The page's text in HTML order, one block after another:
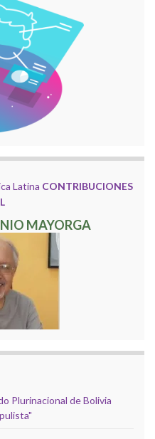
Latina CONTRIBUCIONES
MAYORGA
Plurinacional de Bolivia